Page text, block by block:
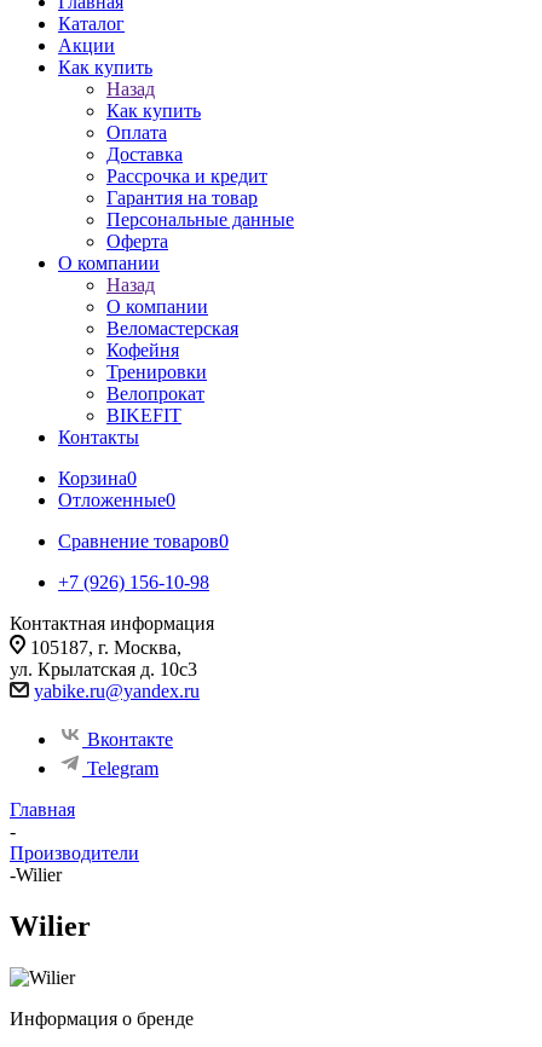
Каталог
Акции
Как купить
Назад
Как купить
Оплата
Доставка
Рассрочка и кредит
Гарантия на товар
Персональные данные
Оферта
О компании
Назад
О компании
Веломастерская
Кофейня
Тренировки
Велопрокат
BIKEFIT
Контакты
Корзина0
Отложенные0
Сравнение товаров0
+7 (926) 156-10-98
Контактная информация
105187, г. Москва,
ул. Крылатская д. 10с3
yabike.ru@yandex.ru
Вконтакте
Telegram
Главная
-
Производители
-Wilier
Wilier
Информация о бренде